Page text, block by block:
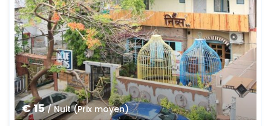
€ 15/ Nuit (Prix moyen)